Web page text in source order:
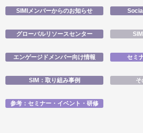
SIMIメンバーからのお知らせ
グローバルリソースセンター
エンゲージドメンバー向け情報 セミ
SIM：取り組み事例 そ
参考：セミナー・イベント・研修